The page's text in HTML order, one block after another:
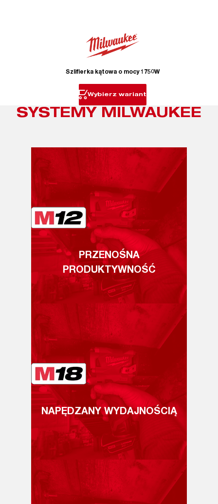
Szlifierka kątowa o mocy 1750W
Wybierz wariant
SYSTEMY MILWAUKEE
PRZENOŚNA
PRODUKTYWNOŚĆ
NAPĘDZANY WYDAJNOŚCIĄ